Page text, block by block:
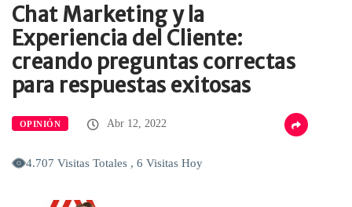
Chat Marketing y la
Experiencia del Cliente:
creando preguntas correctas
para respuestas exitosas
OPINIÓN Abr 12, 2022
4.707 Visitas Totales , 6 Visitas Hoy